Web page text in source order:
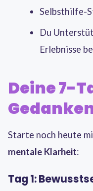
Selbsthilfe-
Du
Erlebnisse
Deine 7-
Starte noch heute
mentale Klarheit:
Tag 1: